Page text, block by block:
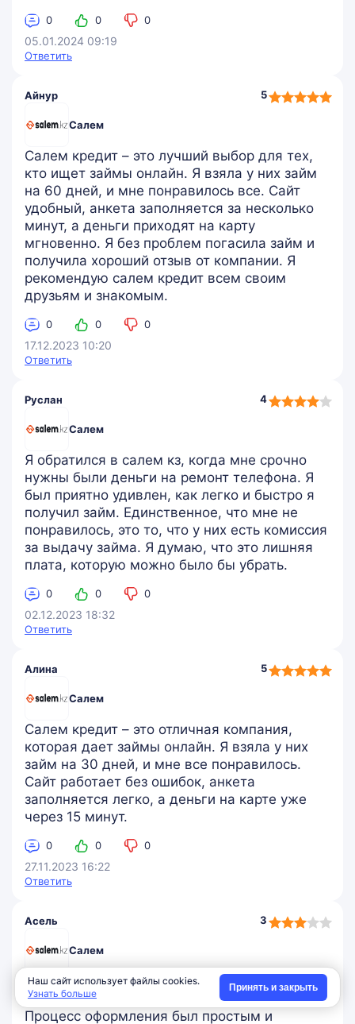
0 0 0
05.01.2024 09:19
Ответить
Айнур
Салем
5
5,0
rating
Салем кредит – это лучший выбор для тех,
кто ищет займы онлайн. Я взяла у них займ
на 60 дней, и мне понравилось все. Сайт
удобный, анкета заполняется за несколько
минут, а деньги приходят на карту
мгновенно. Я без проблем погасила займ и
получила хороший отзыв от компании. Я
рекомендую салем кредит всем своим
друзьям и знакомым.
0 0 0
17.12.2023 10:20
Ответить
Руслан
Салем
4
4,0
rating
Я обратился в салем кз, когда мне срочно
нужны были деньги на ремонт телефона. Я
был приятно удивлен, как легко и быстро я
получил займ. Единственное, что мне не
понравилось, это то, что у них есть комиссия
за выдачу займа. Я думаю, что это лишняя
плата, которую можно было бы убрать.
0 0 0
02.12.2023 18:32
Ответить
Алина
Салем
5
5,0
Салем кредит – это отличная компания,
которая дает займы онлайн. Я взяла у них
займ на 30 дней, и мне все понравилось.
Сайт работает без ошибок, анкета
заполняется легко, а деньги на карте уже
через 15 минут.
0 0 0
27.11.2023 16:22
Ответить
Асель
Салем
3
3,0
Я взяла займ в салем кредит, потому что мне
нужны были деньги на ремонт машины.
Процесс оформления был простым и
Наш сайт использует файлы cookies.
Узнать больше
Принять и закрыть